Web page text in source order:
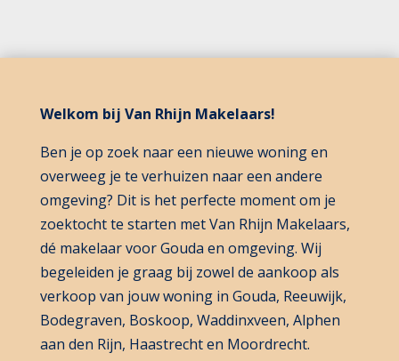
Welkom bij Van Rhijn Makelaars!
Ben je op zoek naar een nieuwe woning en
overweeg je te verhuizen naar een andere
omgeving? Dit is het perfecte moment om je
zoektocht te starten met Van Rhijn Makelaars,
dé makelaar voor Gouda en omgeving. Wij
begeleiden je graag bij zowel de aankoop als
verkoop van jouw woning in Gouda, Reeuwijk,
Bodegraven, Boskoop, Waddinxveen, Alphen
aan den Rijn, Haastrecht en Moordrecht.